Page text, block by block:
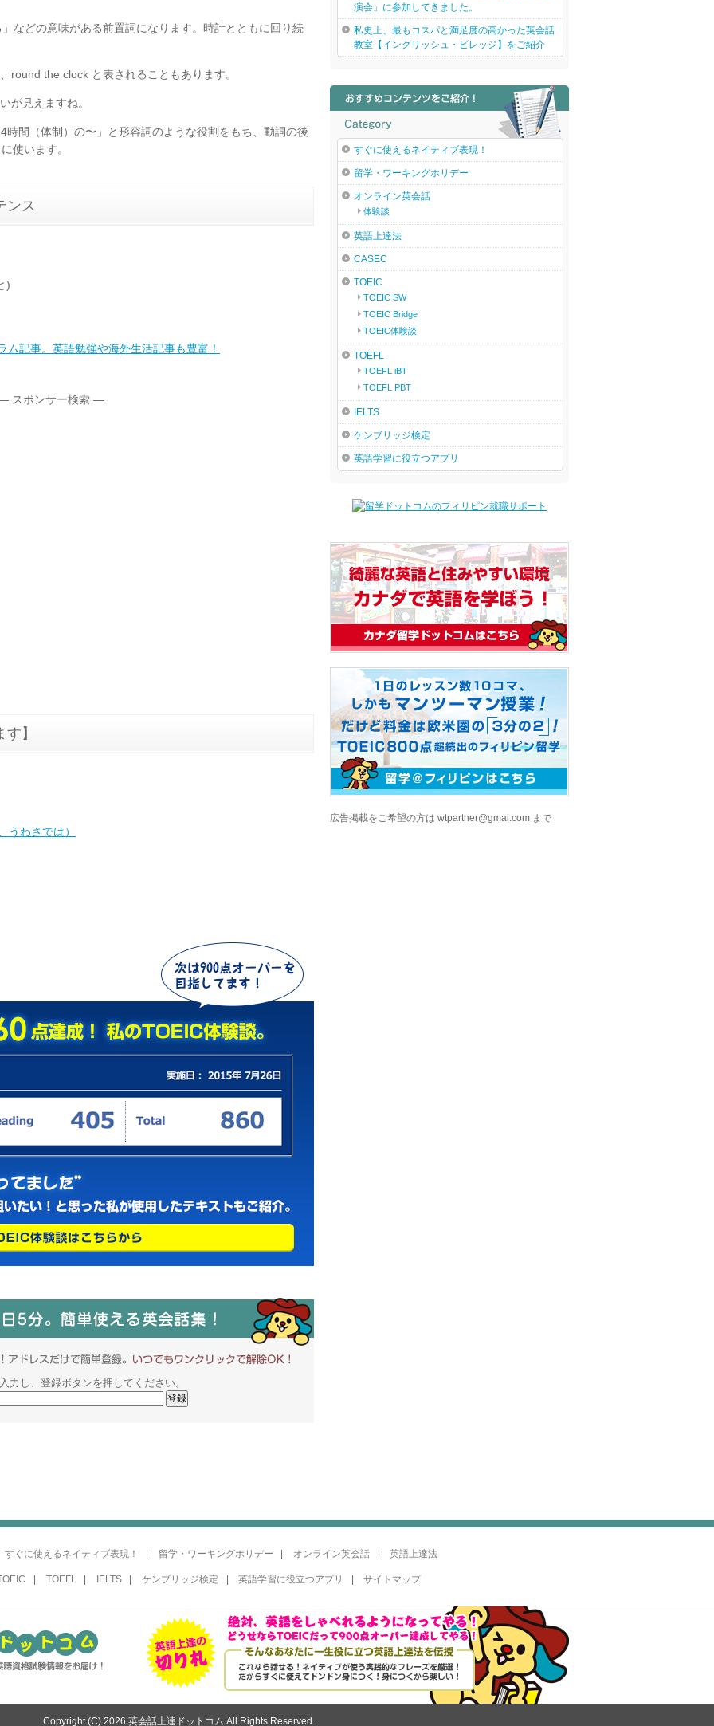
などの意味がある前置詞になります。時計とともに回り続
round the clock と表されることもあります。
が見えますね。
間（体制）の〜」と形容詞のような役割をもち、動詞の後
使います。
ンス
)
ム記事。英語勉強や海外生活記事も豊富！
スポンサー検索 ―
】
わさでは）
力し、登録ボタンを押してください。
演会」に参加してきました。
私史上、最もコスパと満足度の高かった英会話
教室【イングリッシュ・ビレッジ】をご紹介
すぐに使えるネイティブ表現！
留学・ワーキングホリデー
オンライン英会話
体験談
英語上達法
CASEC
TOEIC
TOEIC SW
TOEIC Bridge
TOEIC体験談
TOEFL
TOEFL iBT
TOEFL PBT
IELTS
ケンブリッジ検定
英語学習に役立つアプリ
広告掲載をご希望の方は wtpartner@gmai.com まで
すぐに使えるネイティブ表現！ 留学・ワーキングホリデー オンライン英会話 英語上達法
TOEFL IELTS ケンブリッジ検定 英語学習に役立つアプリ サイトマップ
Copyright (C) 2026 英会話上達ドットコム All Rights Reserved.